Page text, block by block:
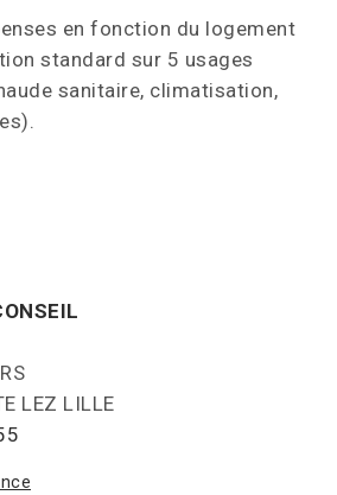
en fonction du logement
standard sur 5 usages
sanitaire, climatisation,
LEZ LILLE